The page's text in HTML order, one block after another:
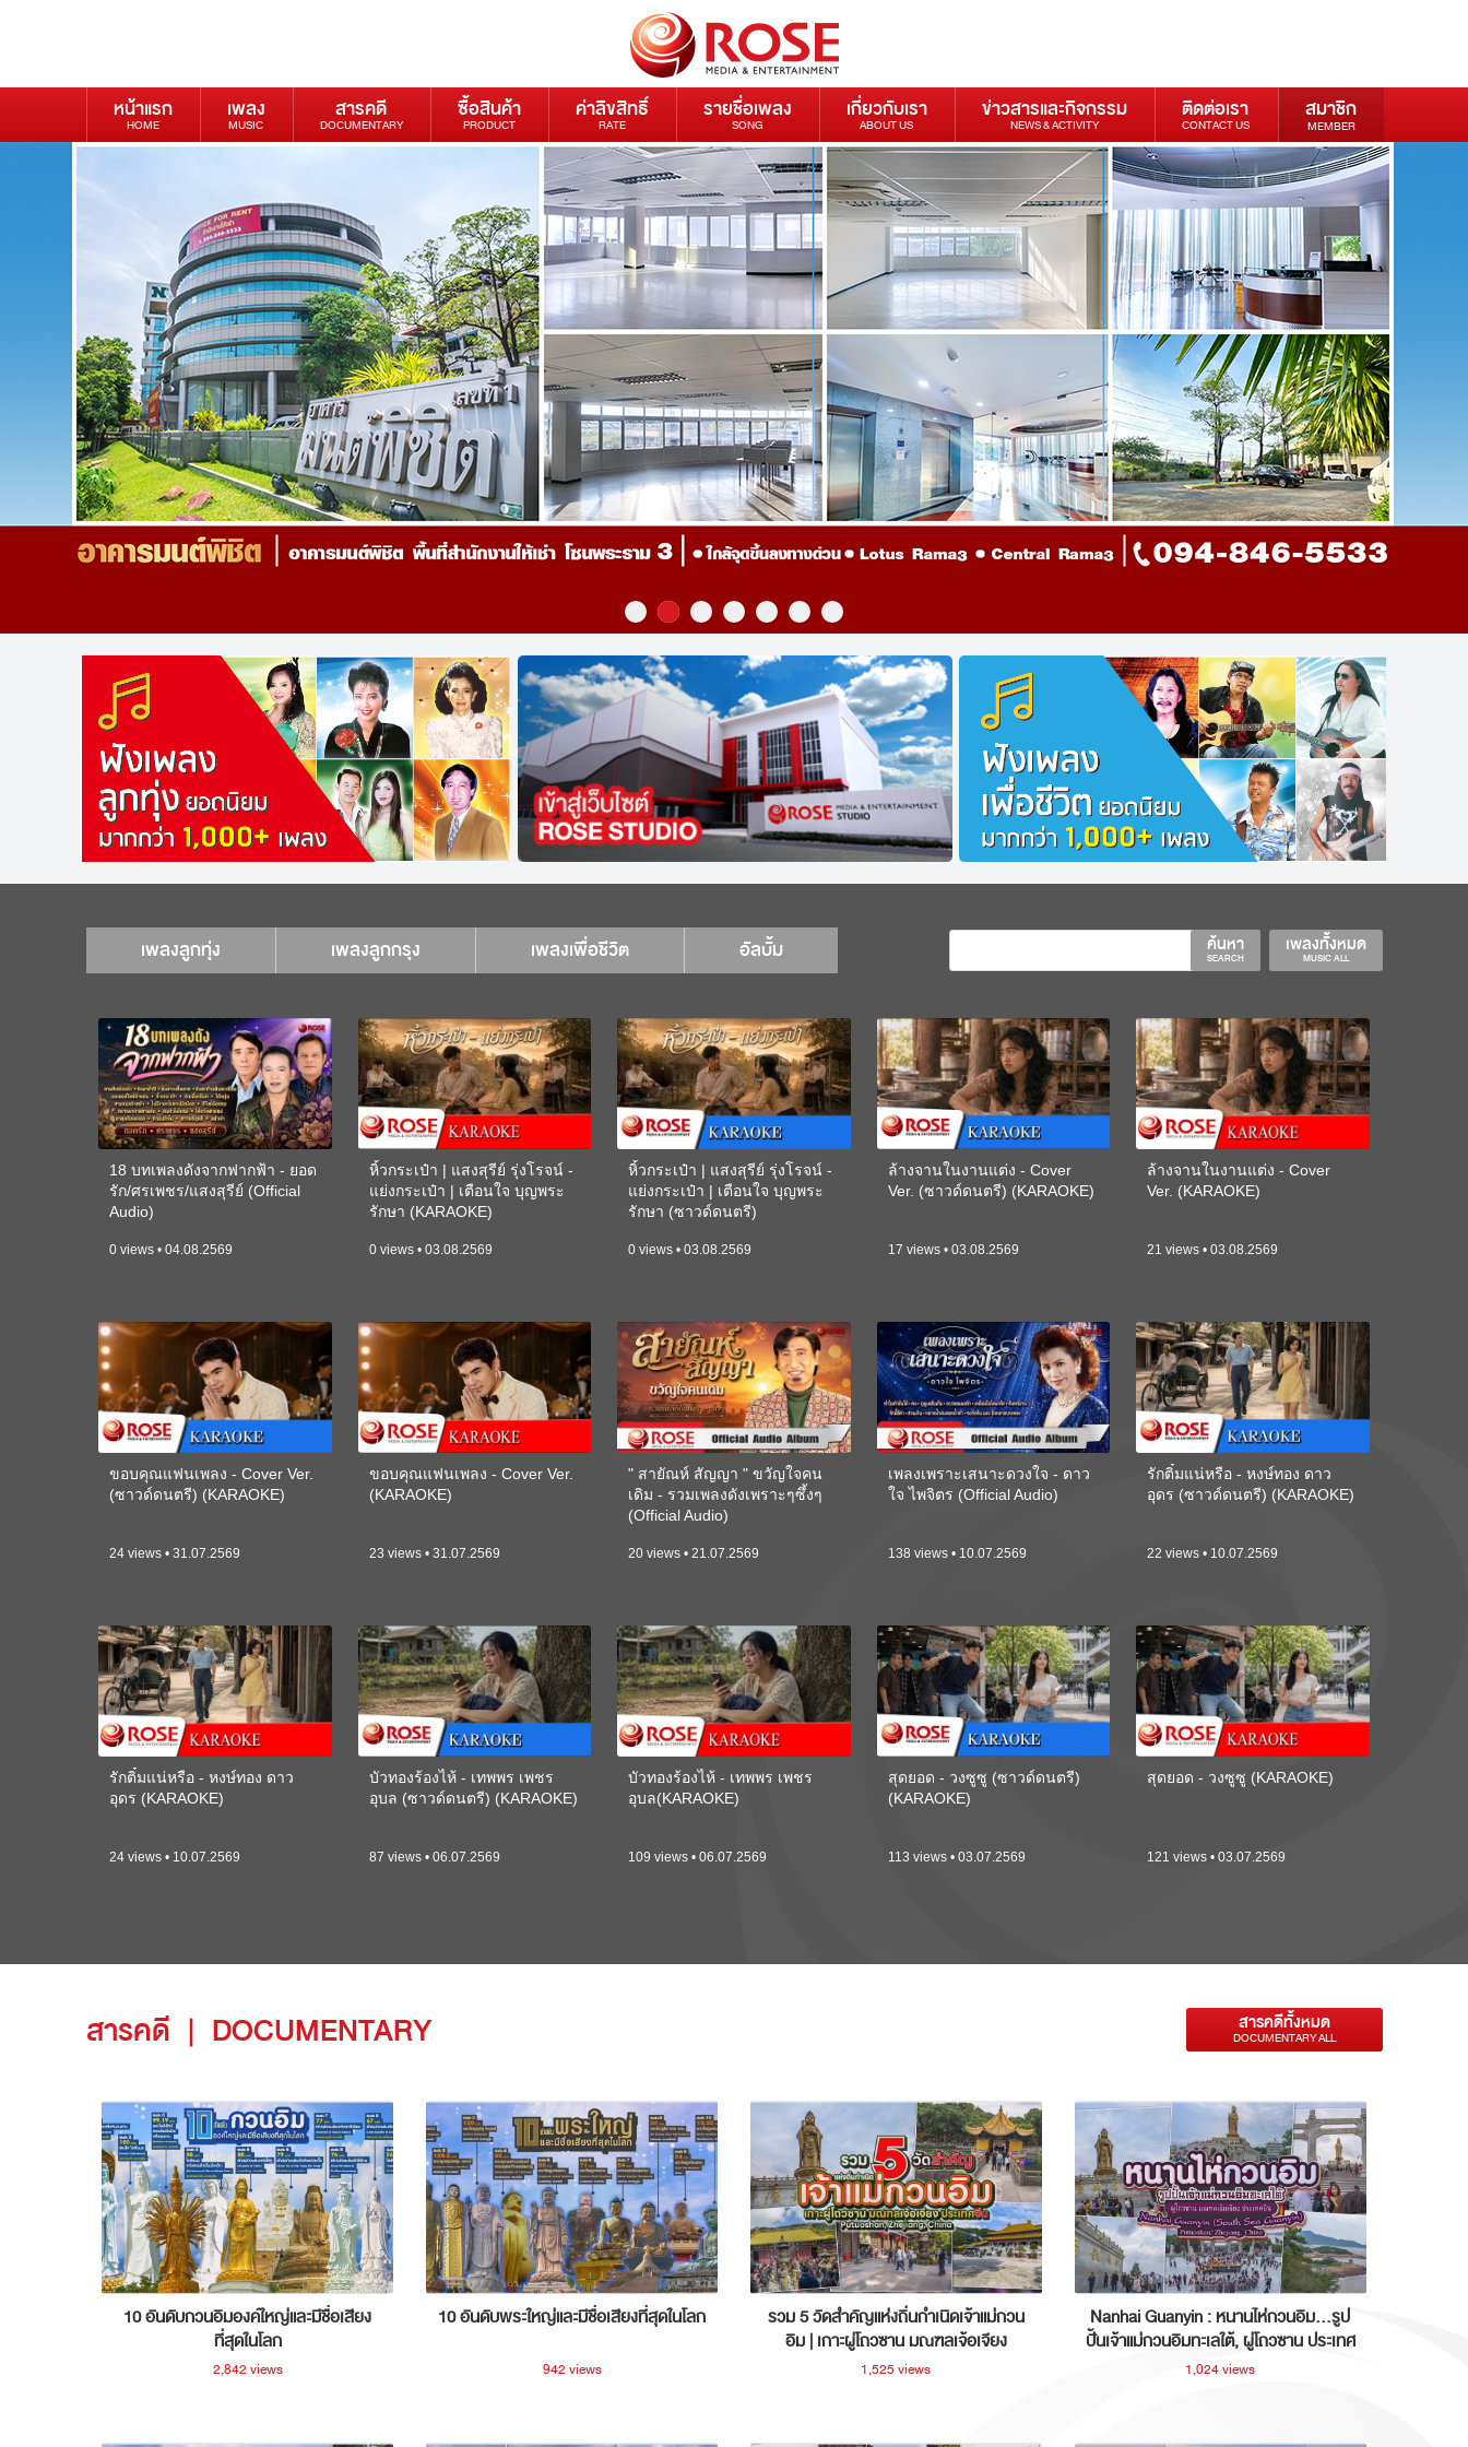
หน้าแรก
HOME
เพลง
MUSIC
สารคดี
DOCUMENTARY
ซื้อสินค้า
PRODUCT
ค่าลิขสิทธิ์
RATE
รายชื่อเพลง
SONG
เกี่ยวกับเรา
ABOUT US
ข่าวสารและกิจกรรม
NEWS & ACTIVITY
ติดต่อเรา
CONTACT US
สมาชิก
MEMBER
เพลงลูกทุ่ง เพลงลูกกรุง เพลงเพื่อชีวิต อัลบั้ม เพลงทั้งหมด
MUSIC ALL
ค้นหา
SEARCH
18 บทเพลงดังจากฟากฟ้า - ยอด
รัก/ศรเพชร/แสงสุรีย์ (Official
Audio)
0 views • 04.08.2569
หิ้วกระเป๋า | แสงสุรีย์ รุ่งโรจน์ -
แย่งกระเป๋า | เตือนใจ บุญพระ
รักษา (KARAOKE)
0 views • 03.08.2569
หิ้วกระเป๋า | แสงสุรีย์ รุ่งโรจน์ -
แย่งกระเป๋า | เตือนใจ บุญพระ
รักษา (ซาวด์ดนตรี)
0 views • 03.08.2569
ล้างจานในงานแต่ง - Cover
Ver. (ซาวด์ดนตรี) (KARAOKE)
17 views • 03.08.2569
ล้างจานในงานแต่ง - Cover
Ver. (KARAOKE)
21 views • 03.08.2569
ขอบคุณแฟนเพลง - Cover Ver.
(ซาวด์ดนตรี) (KARAOKE)
24 views • 31.07.2569
ขอบคุณแฟนเพลง - Cover Ver.
(KARAOKE)
23 views • 31.07.2569
" สายัณห์ สัญญา " ขวัญใจคน
เดิม - รวมเพลงดังเพราะๆซึ้งๆ
(Official Audio)
20 views • 21.07.2569
เพลงเพราะเสนาะดวงใจ - ดาว
ใจ ไพจิตร (Official Audio)
138 views • 10.07.2569
รักติ๋มแน่หรือ - หงษ์ทอง ดาว
อุดร (ซาวด์ดนตรี) (KARAOKE)
22 views • 10.07.2569
รักติ๋มแน่หรือ - หงษ์ทอง ดาว
อุดร (KARAOKE)
24 views • 10.07.2569
บัวทองร้องไห้ - เทพพร เพชร
อุบล (ซาวด์ดนตรี) (KARAOKE)
87 views • 06.07.2569
บัวทองร้องไห้ - เทพพร เพชร
อุบล(KARAOKE)
109 views • 06.07.2569
สุดยอด - วงซูซู (ซาวด์ดนตรี)
(KARAOKE)
113 views • 03.07.2569
สุดยอด - วงซูซู (KARAOKE)
121 views • 03.07.2569
สารคดี | DOCUMENTARY สารคดีทั้งหมด
DOCUMENTARY ALL
10 อันดับกวนอิมองค์ใหญ่และมีชื่อเสียง
ที่สุดในโลก
2,842 views
10 อันดับพระใหญ่และมีชื่อเสียงที่สุดในโลก
942 views
รวม 5 วัดสำคัญแห่งถิ่นกำเนิดเจ้าแม่กวน
อิม | เกาะผู่โถวซาน มณฑลเจ้อเจียง
ประเทศจีน
1,525 views
Nanhai Guanyin : หนานไห่กวนอิม...รูป
ปั้นเจ้าแม่กวนอิมทะเลใต้, ผู่โถวซาน ประเทศ
จีน
1,024 views